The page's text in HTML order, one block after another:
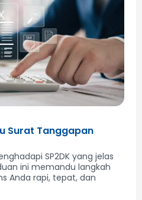
Surat Tanggapan
SP2DK yang jelas
ini memandu langkah
Anda rapi, tepat, dan